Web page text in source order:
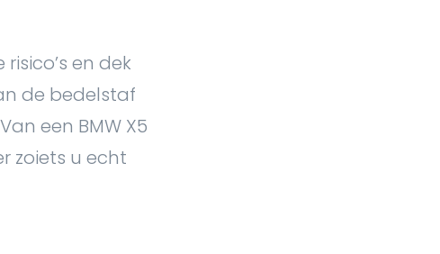
en dek
de bedelstaf
een BMW X5
zoiets u echt